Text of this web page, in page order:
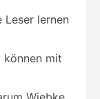
Leser lernen
können mit